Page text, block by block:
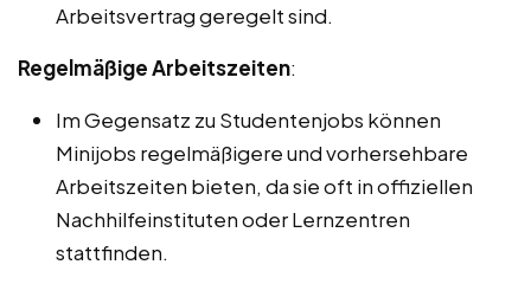
Arbeitsvertrag geregelt sind.
Regelmäßige Arbeitszeiten:
Im Gegensatz zu Studentenjobs können
Minijobs regelmäßigere und vorhersehbare
Arbeitszeiten bieten, da sie oft in offiziellen
Nachhilfeinstituten oder Lernzentren
stattfinden.